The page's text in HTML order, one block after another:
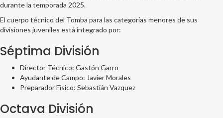
durante la temporada 2025.
El cuerpo técnico del Tomba para las categorías menores de sus
divisiones juveniles está integrado por:
Séptima División
Director Técnico: Gastón Garro
Ayudante de Campo: Javier Morales
Preparador Físico: Sebastián Vazquez
Octava División